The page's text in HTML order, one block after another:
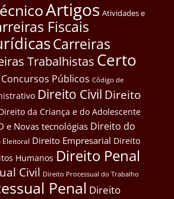
Artigos Atividades e
Fiscais
Carreiras
Trabalhistas Certo
Concursos Públicos Côdigo de
Direito Civil Direito
da Criança e do Adolescente
e Novas tecnológias Direito do
Eleitoral Direito Empresarial Direito
Humanos Direito Penal
Civil Direito Processual do Trabalho
Penal Direito